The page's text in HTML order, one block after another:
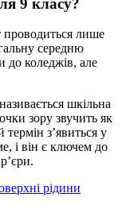
проводиться лише
середню
до коледжів, але
шкільна
зору звучить як
з’явиться у
і він є ключем до
рідини